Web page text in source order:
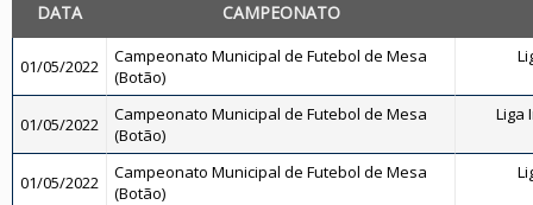
DATA CAMPEONATO
01/05/2022
Campeonato Municipal de Futebol de Mesa
(Botão)
01/05/2022
Campeonato Municipal de Futebol de Mesa
(Botão)
Liga
01/05/2022
Campeonato Municipal de Futebol de Mesa
(Botão)